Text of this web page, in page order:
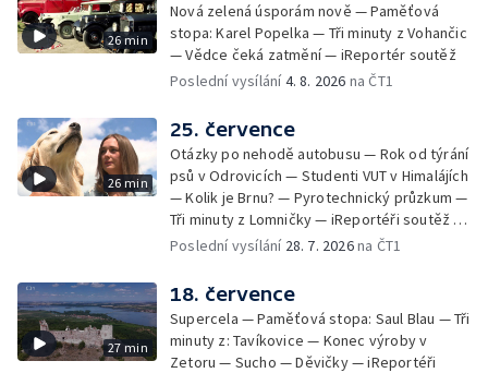
26 min
Nová zelená úsporám nově — Paměťová
stopa: Karel Popelka — Tři minuty z Vohančic
— Vědce čeká zatmění — iReportér soutěž
Poslední vysílání4. 8. 2026 na ČT1
26 min
25. července
Otázky po nehodě autobusu — Rok od týrání
psů v Odrovicích — Studenti VUT v Himalájích
— Kolik je Brnu? — Pyrotechnický průzkum —
Tři minuty z Lomničky — iReportéři soutěž —
Bez komentáře: Kontroly na NOvých Mlýnech
Poslední vysílání 28. 7. 2026na ČT1
27 min
18. července
Supercela — Paměťová stopa: Saul Blau — Tři
minuty z: Tavíkovice — Konec výroby v
Zetoru — Sucho — Děvičky — iReportéři